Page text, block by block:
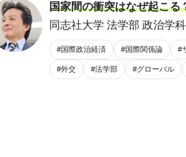
国家間の衝突はなぜ起こる
同志社大学 法学部 政治学
#国際政治経済 #国際関係論 #
#外交 #法学部 #グローバル